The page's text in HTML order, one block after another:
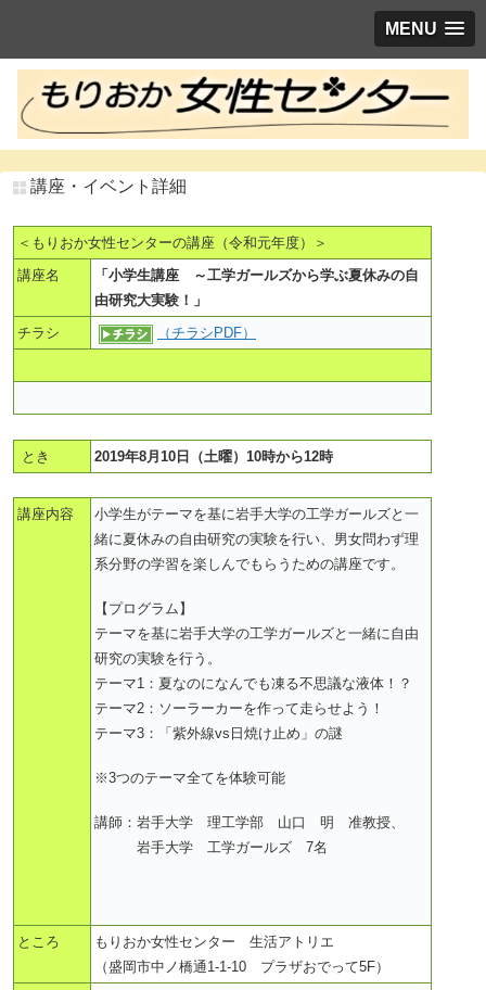
MENU
講座・イベント詳細
＜もりおか女性センターの講座（令和元年度）＞
講座名
「小学生講座 ～工学ガールズから学ぶ夏休みの自
由研究大実験！」
チラシ
（チラシPDF）
とき 2019年8月10日（土曜）10時から12時
講座内容
小学生がテーマを基に岩手大学の工学ガールズと一
緒に夏休みの自由研究の実験を行い、男女問わず理
系分野の学習を楽しんでもらうための講座です。
【プログラム】
テーマを基に岩手大学の工学ガールズと一緒に自由
研究の実験を行う。
テーマ1：夏なのになんでも凍る不思議な液体！？
テーマ2：ソーラーカーを作って走らせよう！
テーマ3：「紫外線vs日焼け止め」の謎
※3つのテーマ全てを体験可能
講師：岩手大学 理工学部 山口 明 准教授、
岩手大学 工学ガールズ 7名
ところ
もりおか女性センター 生活アトリエ
（盛岡市中ノ橋通1-1-10 プラザおでって5F）